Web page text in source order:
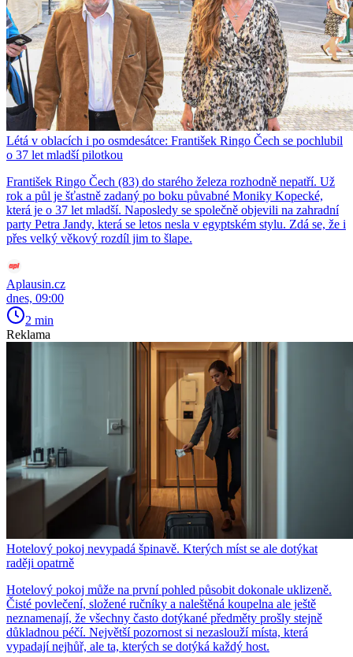
Létá v oblacích i po osmdesátce: František Ringo Čech se pochlubil
o 37 let mladší pilotkou
František Ringo Čech (83) do starého železa rozhodně nepatří. Už
rok a půl je šťastně zadaný po boku půvabné Moniky Kopecké,
která je o 37 let mladší. Naposledy se společně objevili na zahradní
party Petra Jandy, která se letos nesla v egyptském stylu. Zdá se, že i
přes velký věkový rozdíl jim to šlape.
Aplausin.cz
dnes, 09:00
2 min
Reklama
Hotelový pokoj nevypadá špinavě. Kterých míst se ale dotýkat
raději opatrně
Hotelový pokoj může na první pohled působit dokonale uklizeně.
Čisté povlečení, složené ručníky a naleštěná koupelna ale ještě
neznamenají, že všechny často dotýkané předměty prošly stejně
důkladnou péčí. Největší pozornost si nezaslouží místa, která
vypadají nejhůř, ale ta, kterých se dotýká každý host.